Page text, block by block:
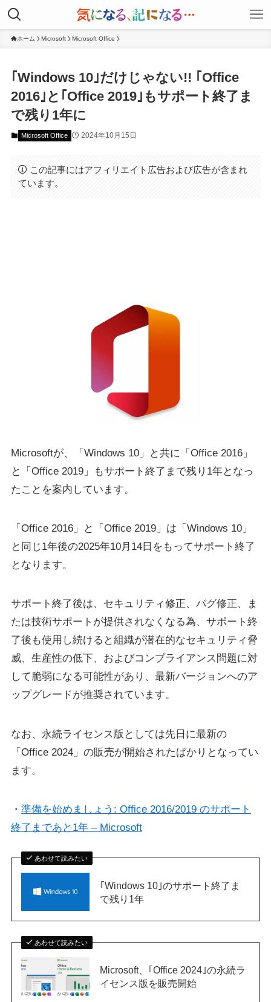
ホーム Microsoft Microsoft Office
｢Windows 10｣だけじゃない!! ｢Office
2016｣と｢Office 2019｣もサポート終了ま
で残り1年に
Microsoft Office 2024年10月15日
この記事にはアフィリエイト広告および広告が含まれ
ています。
Microsoftが、「Windows 10」と共に「Office 2016」
と「Office 2019」もサポート終了まで残り1年となっ
たことを案内しています。
「Office 2016」と「Office 2019」は「Windows 10」
と同じ1年後の2025年10月14日をもってサポート終了
となります。
サポート終了後は、セキュリティ修正、バグ修正、ま
たは技術サポートが提供されなくなる為、サポート終
了後も使用し続けると組織が潜在的なセキュリティ脅
威、生産性の低下、およびコンプライアンス問題に対
して脆弱になる可能性があり、最新バージョンへのア
ップグレードが推奨されています。
なお、永続ライセンス版としては先日に最新の
「Office 2024」の販売が開始されたばかりとなってい
ます。
・ 準備を始めましょう: Office 2016/2019 のサポート
終了まであと1年 – Microsoft
あわせて読みたい
｢Windows 10｣のサポート終了ま
で残り1年
あわせて読みたい
Microsoft、｢Office 2024｣の永続ラ
イセンス版を販売開始